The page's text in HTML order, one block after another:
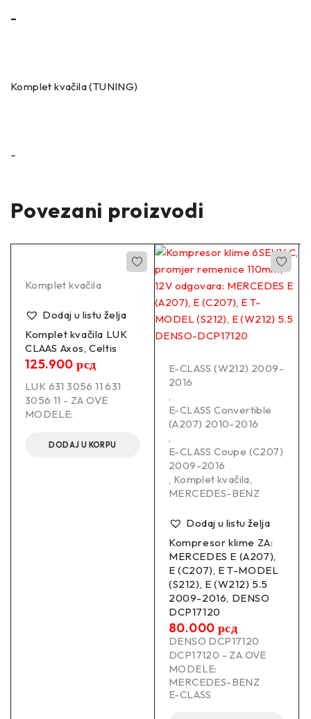
–
Komplet kvačila (TUNING)
–
Povezani proizvodi
Komplet kvačila
Dodaj u listu želja
Komplet kvačila LUK
CLAAS Axos, Celtis
125.900рсд
LUK 631 3056 11 631
3056 11 - ZA OVE
MODELE:
DODAJ U KORPU
E-CLASS (W212) 2009-
2016
,
E-CLASS Convertible
(A207) 2010-2016
,
E-CLASS Coupe (C207)
2009-2016
, Komplet kvačila,
MERCEDES-BENZ
Dodaj u listu želja
Kompresor klime ZA:
MERCEDES E (A207),
E (C207), E T-MODEL
(S212), E (W212) 5.5
2009-2016, DENSO
DCP17120
80.000 рсд
DENSO DCP17120
DCP17120 - ZA OVE
MODELE:
MERCEDES-BENZ
E-CLASS